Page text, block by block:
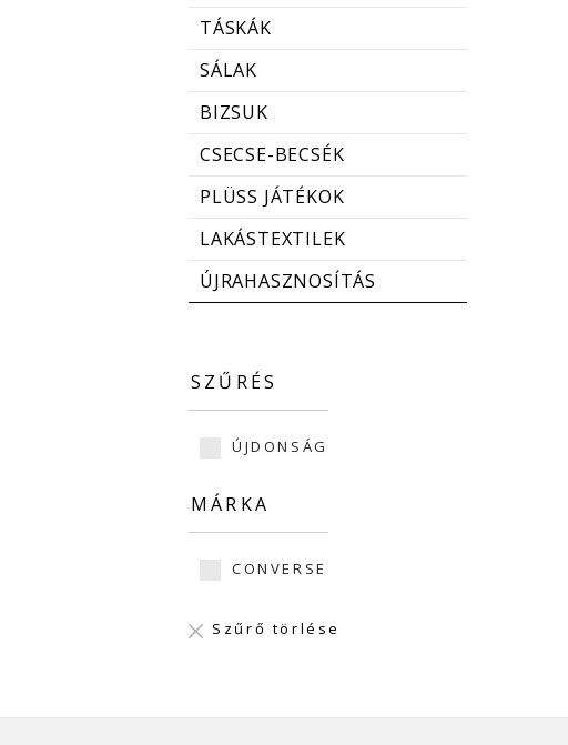
TÁSKÁK
SÁLAK
BIZSUK
CSECSE-BECSÉK
PLÜSS JÁTÉKOK
LAKÁSTEXTILEK
ÚJRAHASZNOSÍTÁS
SZŰRÉS
ÚJDONSÁG
MÁRKA
CONVERSE
Szűrő törlése